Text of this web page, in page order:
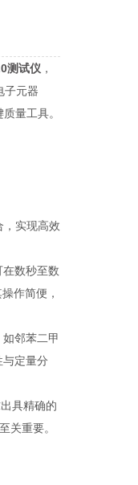
测试仪 ，
子元器
量工具。
实现高效
数秒至数
作简便，
邻苯二甲
与定量分
具精确的
关重要。